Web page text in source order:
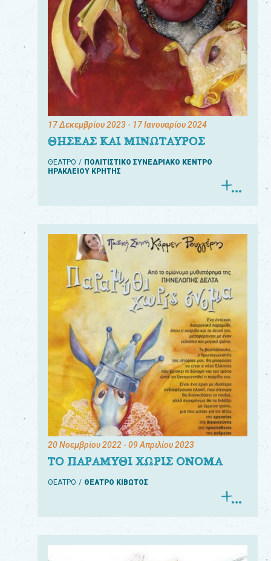
17 Δεκεμβρίου 2023- 17 Ιανουαρίου 2024
ΘΗΣΕΑΣ ΚΑΙ ΜΙΝΩΤΑΥΡΟΣ
ΘΕΑΤΡΟ
ΠΟΛΙΤΙΣΤΙΚΟ ΣΥΝΕΔΡΙΑΚΟ ΚΕΝΤΡΟ
ΗΡΑΚΛΕΙΟΥ ΚΡΗΤΗΣ
20 Νοεμβρίου 2022- 09 Απριλίου 2023
ΤΟ ΠΑΡΑΜΥΘΙ ΧΩΡΙΣ ΟΝΟΜΑ
ΘΕΑΤΡΟ ΘΕΑΤΡΟ ΚΙΒΩΤΟΣ